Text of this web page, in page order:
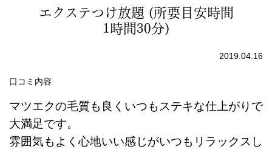
エクステつけ放題 (所要目安時間
1時間30分)
2019.04.16
口コミ内容
マツエクの毛質も良くいつもステキな仕上がりで
大満足です。
雰囲気もよく心地いい感じがいつもリラックスし